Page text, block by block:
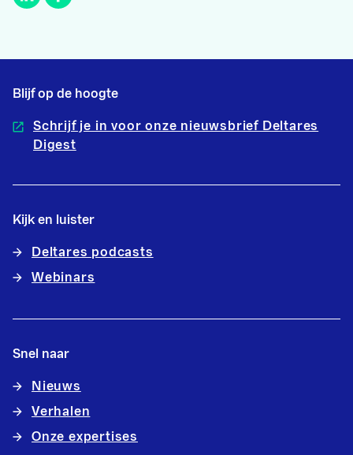
Blijf op de hoogte
Schrijf je in voor onze nieuwsbrief Deltares
Digest
Kijk en luister
Deltares podcasts
Webinars
Snel naar
Nieuws
Verhalen
Onze expertises